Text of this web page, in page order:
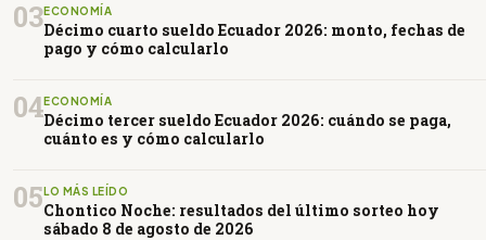
03ECONOMÍA
Décimo cuarto sueldo Ecuador 2026: monto, fechas de
pago y cómo calcularlo
04ECONOMÍA
Décimo tercer sueldo Ecuador 2026: cuándo se paga,
cuánto es y cómo calcularlo
05LO MÁS LEÍDO
Chontico Noche: resultados del último sorteo hoy
sábado 8 de agosto de 2026